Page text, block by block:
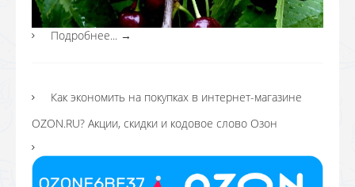
Подробнее... →
Как экономить на покупках в интернет-магазине
OZON.RU? Акции, скидки и кодовое слово Озон